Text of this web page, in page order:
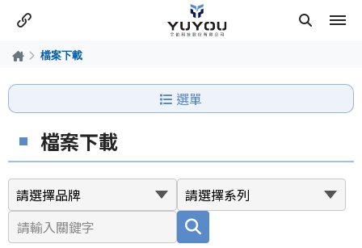
檔案下載
選單
檔案下載